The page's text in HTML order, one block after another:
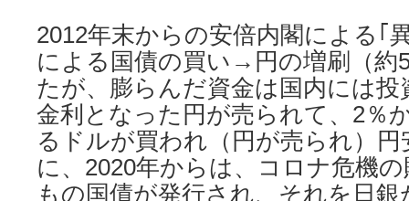
2012年末からの安倍内閣による｢
による国債の買い→円の増刷（約
たが、膨らんだ資金は国内には
金利となった円が売られて、2％
るドルが買われ（円が売られ）
に、2020年からは、コロナ危機
もの国債が発行され、それを日